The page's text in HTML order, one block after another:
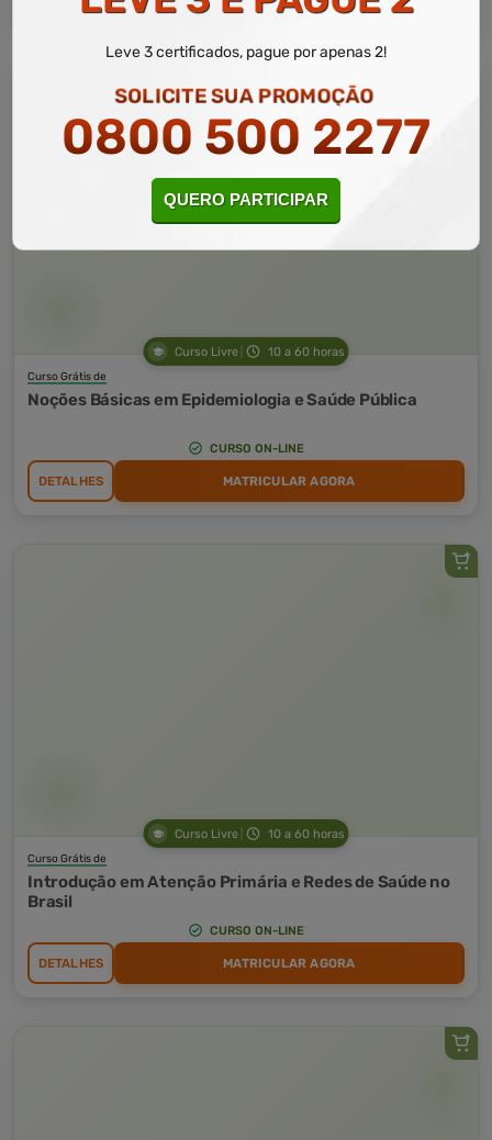
Curso Livre 10 a 60 horas
Curso Grátis de
Noções Básicas em Epidemiologia e Saúde Pública
CURSO ON-LINE
DETALHES MATRICULAR AGORA
Curso Livre 10 a 60 horas
Curso Grátis de
Introdução em Atenção Primária e Redes de Saúde no
Brasil
CURSO ON-LINE
DETALHES MATRICULAR AGORA
Leve 3 certificados, pague por apenas 2!
SOLICITE SUA PROMOÇÃO
0800 500 2277
QUERO PARTICIPAR